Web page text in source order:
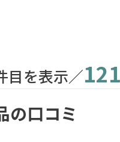
目を表示／121
の口コミ